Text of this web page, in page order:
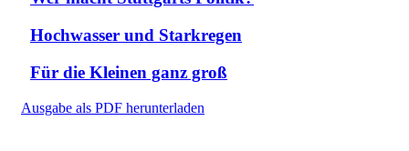
Hochwasser und Starkregen
Für die Kleinen ganz groß
Ausgabe als PDF herunterladen